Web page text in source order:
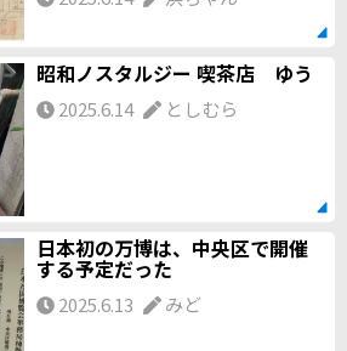
昭和ノスタルジー 喫茶店 ゆう
2025.6.14 としむら
日本初の万博は、中央区で開催
する予定だった
2025.6.13 みど